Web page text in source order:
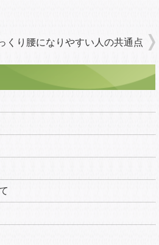
くり腰になりやすい人の共通点